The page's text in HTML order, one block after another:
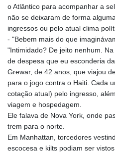
o Atlântico para acompanhar a
não se deixaram de forma
ingressos ou pelo atual clima
- "Bebem mais do que
"Intimidado? De jeito nenhum.
de despesa que eu esconderia
Grewar, de 42 anos, que viajou
para o jogo contra o Haiti. Cada
cotação atual) pelo ingresso,
viagem e hospedagem.
Ele falava de Nova York, onde
trem para o norte.
Em Manhattan, torcedores
escocesa e kilts podiam ser